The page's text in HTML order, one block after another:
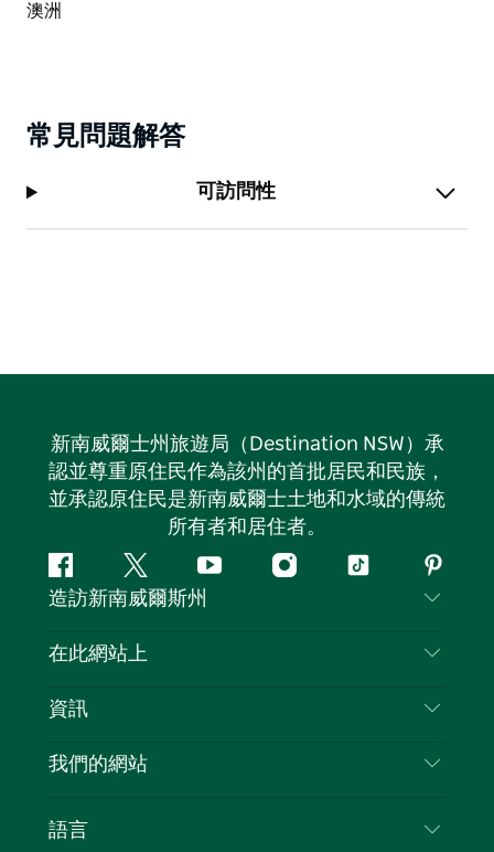
常見問題解答
可訪問性
新南威爾士州旅遊局（Destination NSW）承
認並尊重原住民作為該州的首批居民和民族，
並承認原住民是新南威爾士土地和水域的傳統
所有者和居住者。
Facebook嘰
嘰
喳
Youtube Instagram
抖
造訪新南威爾斯州
聯絡我們
隱私
Cookie 通知
在此網站上
目的地
新南威爾士州公路旅行
活動
資訊
旅行資訊
新南威爾士州的商業
我們的網站
語言